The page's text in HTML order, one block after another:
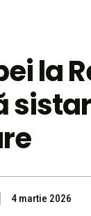
la
4 martie 2026